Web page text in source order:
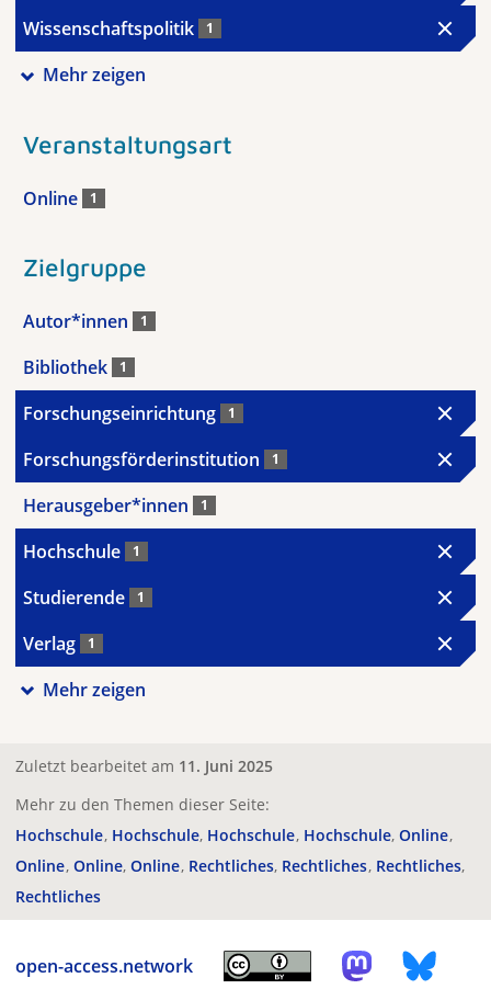
Wissenschaftspolitik 1
Mehr zeigen
Veranstaltungsart
Online 1
Zielgruppe
Autor*innen 1
Bibliothek 1
Forschungseinrichtung 1
Forschungsförderinstitution 1
Herausgeber*innen 1
Hochschule 1
Studierende 1
Verlag 1
Mehr zeigen
Zuletzt bearbeitet am 11. Juni 2025
Mehr zu den Themen dieser Seite:
Hochschule Hochschule Hochschule Hochschule Online
Online Online Online Rechtliches Rechtliches Rechtliches
Rechtliches
open-access.network